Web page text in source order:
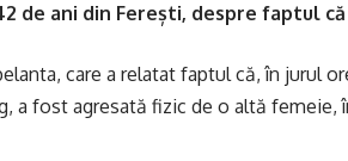
de ani din Ferești, despre faptul
care a relatat faptul că, în jurul
a fost agresată fizic de o altă femeie,